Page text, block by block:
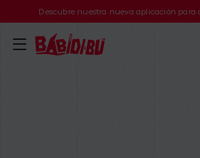
Descubre nuestra nueva aplicación para